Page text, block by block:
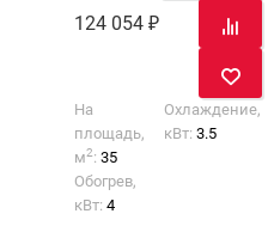
124 054
На
площадь,
м2:35
Охлаждение,
кВт:3.5
Обогрев,
кВт:4